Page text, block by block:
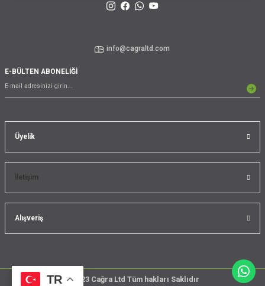
Üyelik
İletişim
Alışveriş
TR
info@cagraltd.com
E-BÜLTEN ABONELİĞİ
@2023 Cağra Ltd Tüm hakları Saklıdır